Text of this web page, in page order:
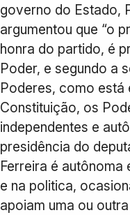
governo do Estado,
argumentou que “o
honra do partido, é
Poder, e segundo a
Poderes, como está
Constituição, os
independentes e
presidência do
Ferreira é autônoma
e na politica,
apoiam uma ou